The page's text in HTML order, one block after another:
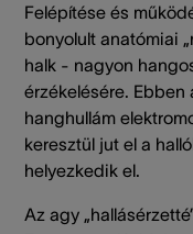
Felépítése és
bonyolult anatómiai
halk - nagyon
érzékelésére. Ebben
hanghullám
keresztül jut el a
helyezkedik el.
Az agy